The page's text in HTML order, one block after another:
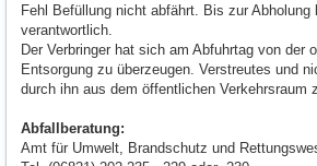
Fehl Befüllung nicht abfährt. Bis zur Abholung
verantwortlich.
Der Verbringer hat sich am Abfuhrtag von der
Entsorgung zu überzeugen. Verstreutes und
durch ihn aus dem öffentlichen Verkehrsraum
Abfallberatung:
Amt für Umwelt, Brandschutz und